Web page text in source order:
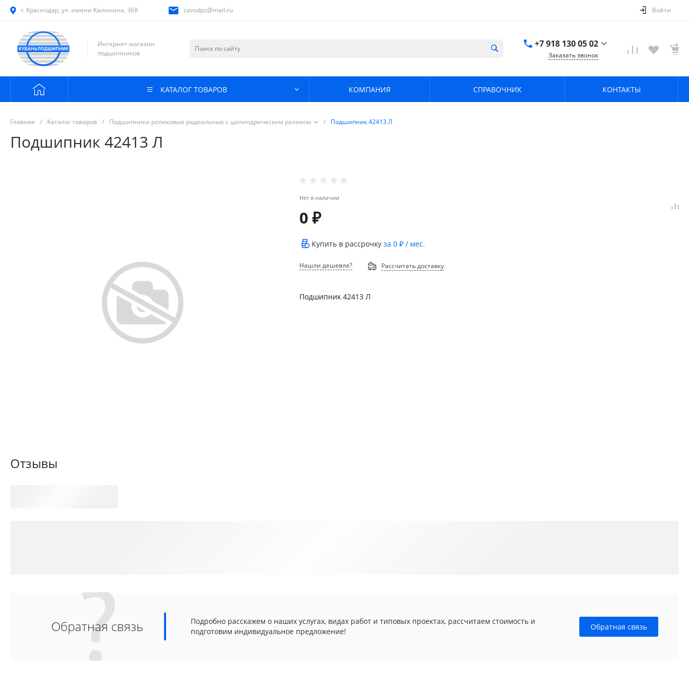
г. Краснодар, ул. имени Калинина, 368 zavodpz@mail.ru Войти
Интернет-магазин
подшипников
+7 918 130 05 02
Заказать звонок
КАТАЛОГ ТОВАРОВ КОМПАНИЯ СПРАВОЧНИК КОНТАКТЫ
Главная / Каталог товаров / Подшипники роликовые радиальные с цилиндрическим роликом / Подшипник 42413 Л
Подшипник 42413 Л
Нет в наличии
0 ₽
Купить в рассрочкуза0 ₽ / мес.
Нашли дешевле? Рассчитать доставку
Подшипник 42413 Л
Отзывы
Обратная связь
Подробно расскажем о наших услугах, видах работ и типовых проектах, рассчитаем стоимость и
подготовим индивидуальное предложение!
Обратная связь